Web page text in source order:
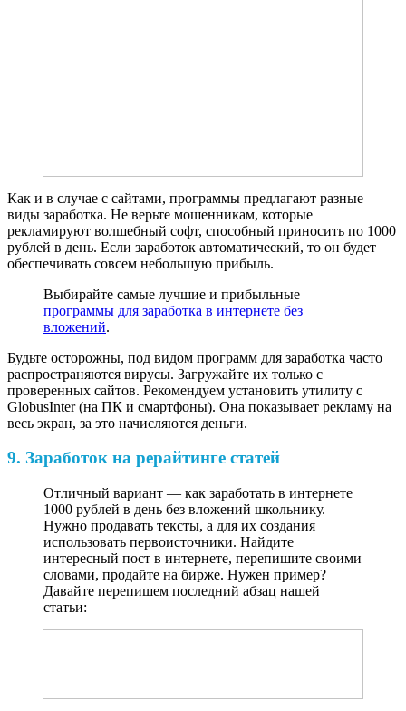
Как и в случае с сайтами, программы предлагают разные
виды заработка. Не верьте мошенникам, которые
рекламируют волшебный софт, способный приносить по 1000
рублей в день. Если заработок автоматический, то он будет
обеспечивать совсем небольшую прибыль.
Выбирайте самые лучшие и прибыльные
программы для заработка в интернете без
вложений.
Будьте осторожны, под видом программ для заработка часто
распространяются вирусы. Загружайте их только с
проверенных сайтов. Рекомендуем установить утилиту с
GlobusInter (на ПК и смартфоны). Она показывает рекламу на
весь экран, за это начисляются деньги.
9. Заработок на рерайтинге статей
Отличный вариант — как заработать в интернете
1000 рублей в день без вложений школьнику.
Нужно продавать тексты, а для их создания
использовать первоисточники. Найдите
интересный пост в интернете, перепишите своими
словами, продайте на бирже. Нужен пример?
Давайте перепишем последний абзац нашей
статьи: